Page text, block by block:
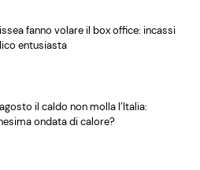
fanno volare il box office: incassi
entusiasta
il caldo non molla l’Italia:
ondata di calore?